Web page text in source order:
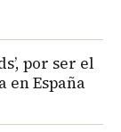
por ser el
en España